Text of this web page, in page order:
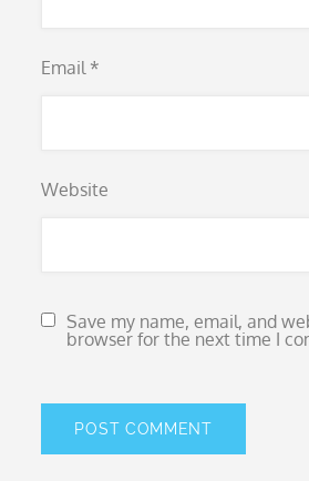
Email *
Website
Save my name, email, and
browser for the next time I